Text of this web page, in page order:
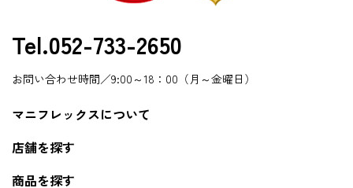
Tel.052-733-2650
お問い合わせ時間／9:00～18：00（月～金曜日）
マニフレックスについて
店舗を探す
商品を探す